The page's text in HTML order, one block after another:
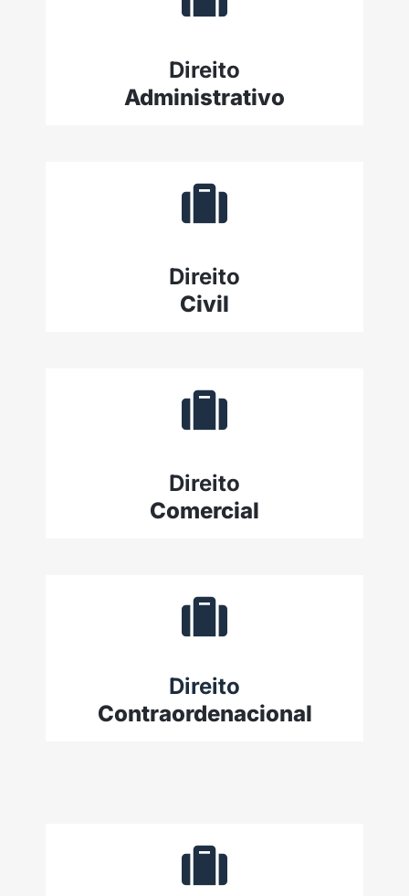
Direito
Administrativo
Direito
Civil
Direito
Comercial
Direito
Contraordenacional